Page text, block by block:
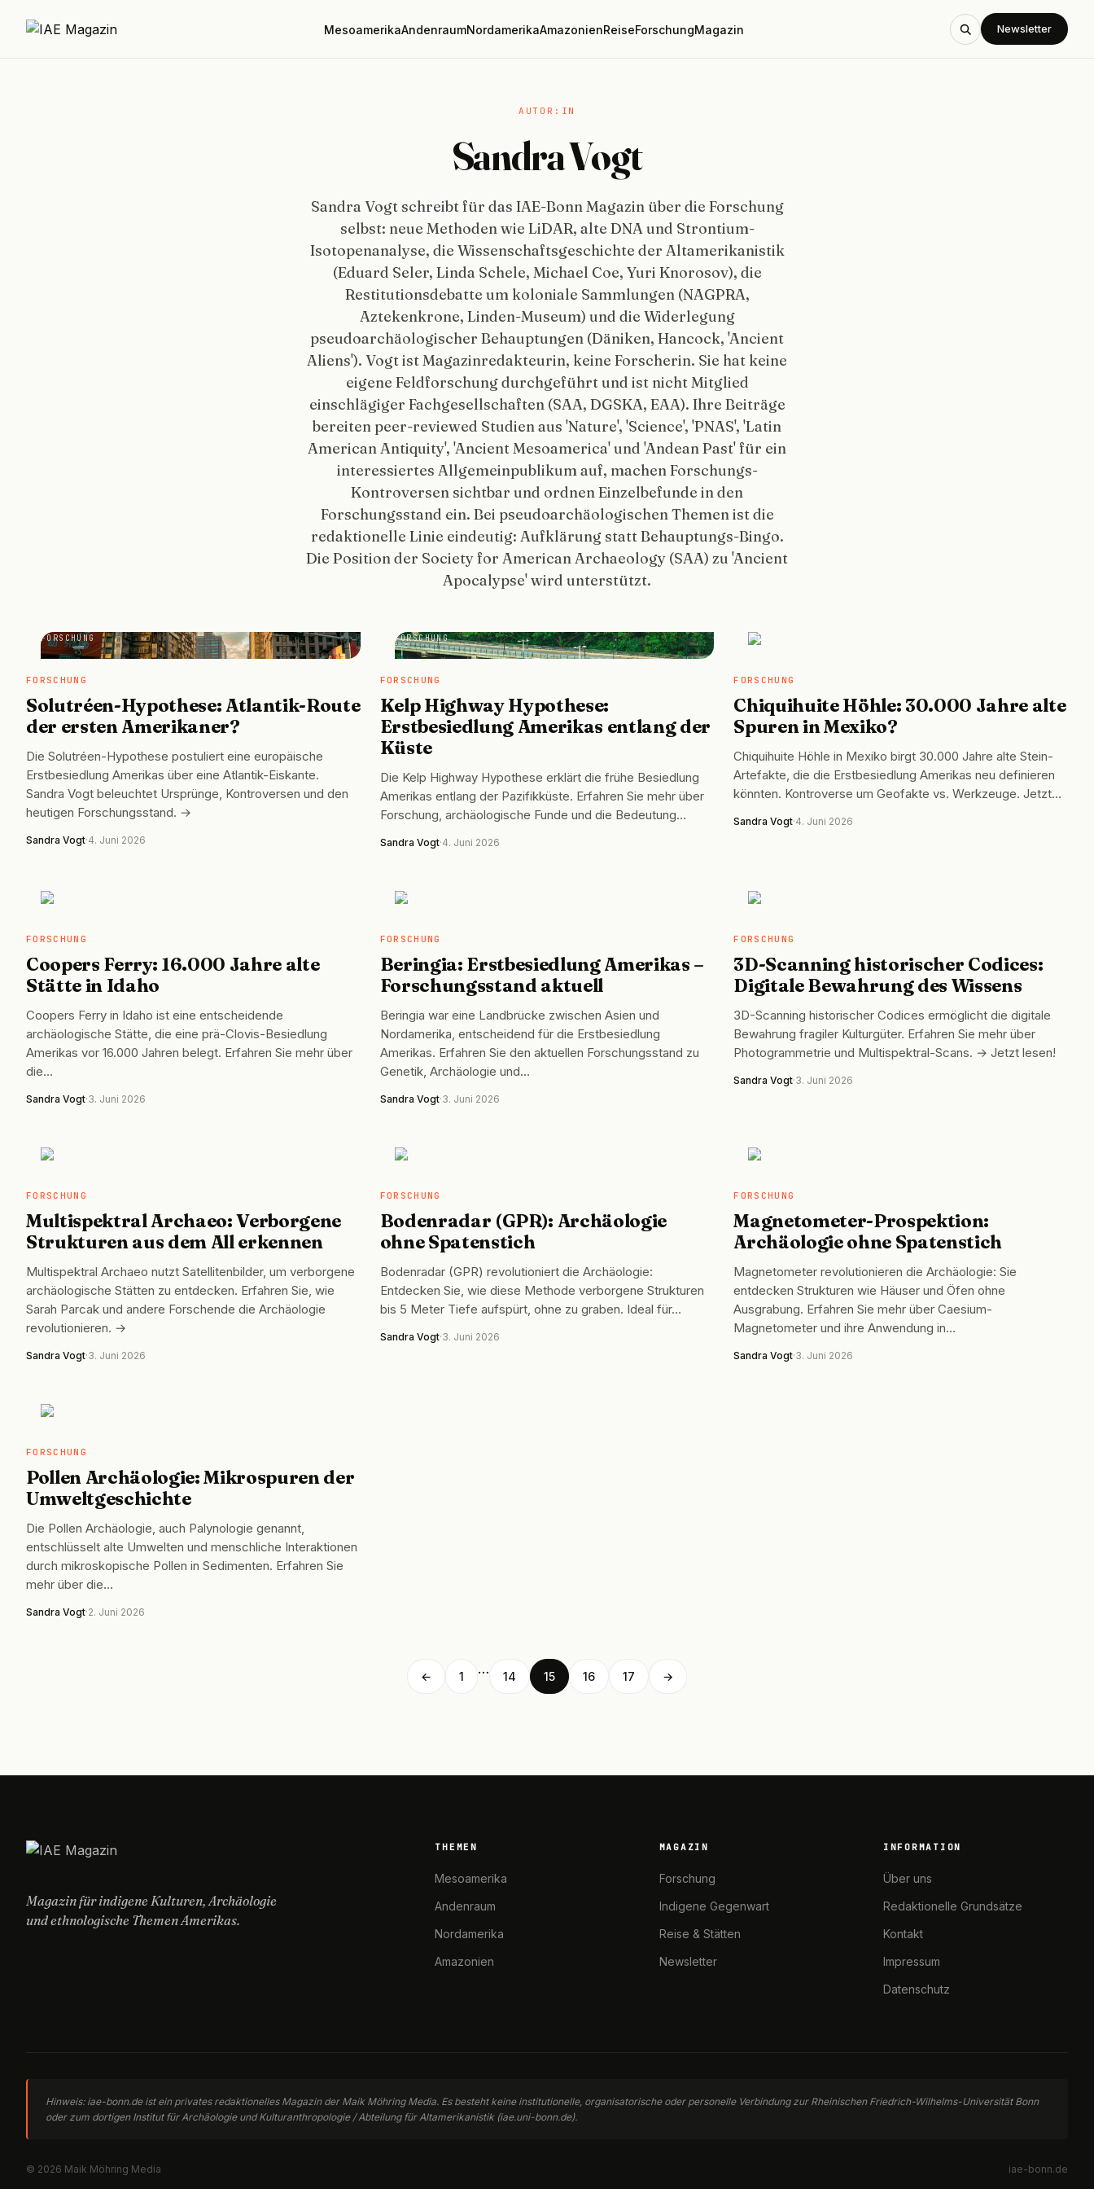
MesoamerikaAndenraumNordamerikaAmazonienReiseForschungMagazin Newsletter
AUTOR:IN
Sandra Vogt
Sandra Vogt schreibt für das IAE-Bonn Magazin über die Forschung
selbst: neue Methoden wie LiDAR, alte DNA und Strontium-
Isotopenanalyse, die Wissenschaftsgeschichte der Altamerikanistik
(Eduard Seler, Linda Schele, Michael Coe, Yuri Knorosov), die
Restitutionsdebatte um koloniale Sammlungen (NAGPRA,
Aztekenkrone, Linden-Museum) und die Widerlegung
pseudoarchäologischer Behauptungen (Däniken, Hancock, 'Ancient
Aliens'). Vogt ist Magazinredakteurin, keine Forscherin. Sie hat keine
eigene Feldforschung durchgeführt und ist nicht Mitglied
einschlägiger Fachgesellschaften (SAA, DGSKA, EAA). Ihre Beiträge
bereiten peer-reviewed Studien aus 'Nature', 'Science', 'PNAS', 'Latin
American Antiquity', 'Ancient Mesoamerica' und 'Andean Past' für ein
interessiertes Allgemeinpublikum auf, machen Forschungs-
Kontroversen sichtbar und ordnen Einzelbefunde in den
Forschungsstand ein. Bei pseudoarchäologischen Themen ist die
redaktionelle Linie eindeutig: Aufklärung statt Behauptungs-Bingo.
Die Position der Society for American Archaeology (SAA) zu 'Ancient
Apocalypse' wird unterstützt.
FORSCHUNG
FORSCHUNG
Solutréen-Hypothese: Atlantik-Route
der ersten Amerikaner?
Die Solutréen-Hypothese postuliert eine europäische
Erstbesiedlung Amerikas über eine Atlantik-Eiskante.
Sandra Vogt beleuchtet Ursprünge, Kontroversen und den
heutigen Forschungsstand. →
Sandra Vogt·4. Juni 2026
FORSCHUNG
FORSCHUNG
Kelp Highway Hypothese:
Erstbesiedlung Amerikas entlang der
Küste
Die Kelp Highway Hypothese erklärt die frühe Besiedlung
Amerikas entlang der Pazifikküste. Erfahren Sie mehr über
Forschung, archäologische Funde und die Bedeutung…
Sandra Vogt·4. Juni 2026
FORSCHUNG
FORSCHUNG
Chiquihuite Höhle: 30.000 Jahre alte
Spuren in Mexiko?
Chiquihuite Höhle in Mexiko birgt 30.000 Jahre alte Stein-
Artefakte, die die Erstbesiedlung Amerikas neu definieren
könnten. Kontroverse um Geofakte vs. Werkzeuge. Jetzt…
Sandra Vogt·4. Juni 2026
FORSCHUNG
FORSCHUNG
Coopers Ferry: 16.000 Jahre alte
Stätte in Idaho
Coopers Ferry in Idaho ist eine entscheidende
archäologische Stätte, die eine prä-Clovis-Besiedlung
Amerikas vor 16.000 Jahren belegt. Erfahren Sie mehr über
die…
Sandra Vogt·3. Juni 2026
FORSCHUNG
FORSCHUNG
Beringia: Erstbesiedlung Amerikas –
Forschungsstand aktuell
Beringia war eine Landbrücke zwischen Asien und
Nordamerika, entscheidend für die Erstbesiedlung
Amerikas. Erfahren Sie den aktuellen Forschungsstand zu
Genetik, Archäologie und…
Sandra Vogt·3. Juni 2026
FORSCHUNG
FORSCHUNG
3D-Scanning historischer Codices:
Digitale Bewahrung des Wissens
3D-Scanning historischer Codices ermöglicht die digitale
Bewahrung fragiler Kulturgüter. Erfahren Sie mehr über
Photogrammetrie und Multispektral-Scans. → Jetzt lesen!
Sandra Vogt·3. Juni 2026
FORSCHUNG
FORSCHUNG
Multispektral Archaeo: Verborgene
Strukturen aus dem All erkennen
Multispektral Archaeo nutzt Satellitenbilder, um verborgene
archäologische Stätten zu entdecken. Erfahren Sie, wie
Sarah Parcak und andere Forschende die Archäologie
revolutionieren. →
Sandra Vogt·3. Juni 2026
FORSCHUNG
FORSCHUNG
Bodenradar (GPR): Archäologie
ohne Spatenstich
Bodenradar (GPR) revolutioniert die Archäologie:
Entdecken Sie, wie diese Methode verborgene Strukturen
bis 5 Meter Tiefe aufspürt, ohne zu graben. Ideal für…
Sandra Vogt·3. Juni 2026
FORSCHUNG
FORSCHUNG
Magnetometer-Prospektion:
Archäologie ohne Spatenstich
Magnetometer revolutionieren die Archäologie: Sie
entdecken Strukturen wie Häuser und Öfen ohne
Ausgrabung. Erfahren Sie mehr über Caesium-
Magnetometer und ihre Anwendung in…
Sandra Vogt·3. Juni 2026
FORSCHUNG
FORSCHUNG
Pollen Archäologie: Mikrospuren der
Umweltgeschichte
Die Pollen Archäologie, auch Palynologie genannt,
entschlüsselt alte Umwelten und menschliche Interaktionen
durch mikroskopische Pollen in Sedimenten. Erfahren Sie
mehr über die…
Sandra Vogt·2. Juni 2026
← 1 … 14 15 16 17 →
Magazin für indigene Kulturen, Archäologie
und ethnologische Themen Amerikas.
THEMEN
Mesoamerika
Andenraum
Nordamerika
Amazonien
MAGAZIN
Forschung
Indigene Gegenwart
Reise & Stätten
Newsletter
INFORMATION
Über uns
Redaktionelle Grundsätze
Kontakt
Impressum
Datenschutz
Hinweis: iae-bonn.de ist ein privates redaktionelles Magazin der Maik Möhring Media. Es besteht keine institutionelle, organisatorische oder personelle Verbindung zur Rheinischen Friedrich-Wilhelms-Universität Bonn
oder zum dortigen Institut für Archäologie und Kulturanthropologie / Abteilung für Altamerikanistik (iae.uni-bonn.de).
© 2026 Maik Möhring Media iae-bonn.de